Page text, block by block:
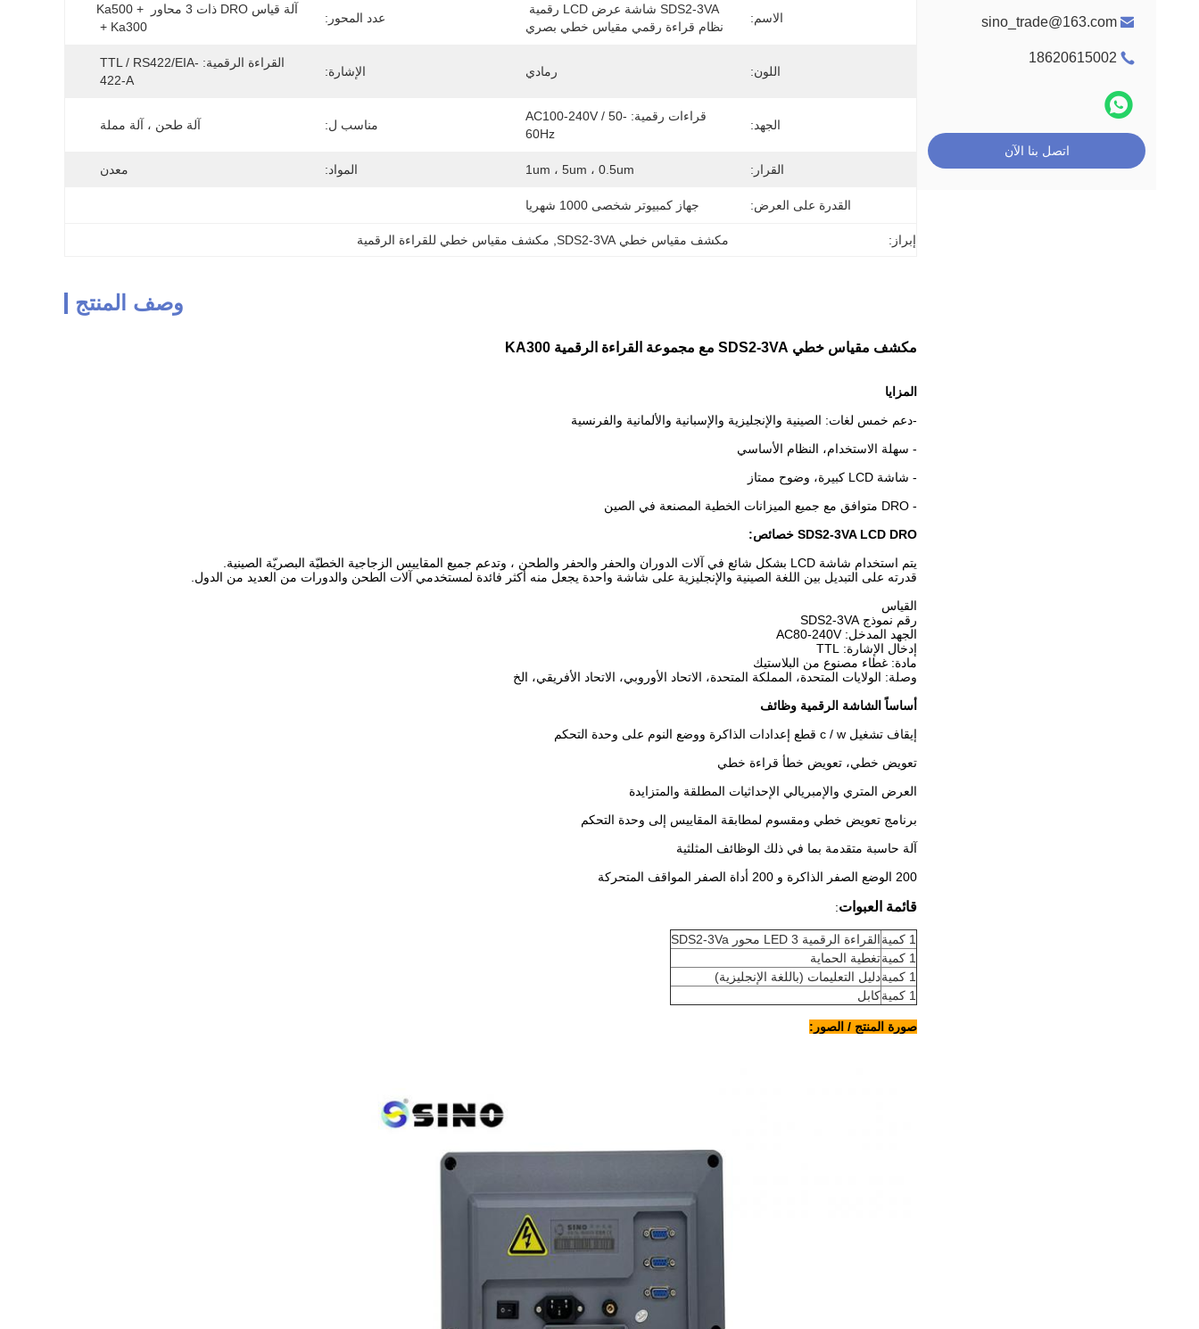
sino_trade@163.com
18620615002
اتصل بنا الآن
الاسم:
نظام قراءة رقمي مقياس خطي بصري
عدد المحور:
آلة قياس DRO ذات 3 محاور Ka500 +
Ka300 +
اللون: رمادي الإشارة:
القراءة الرقمية: TTL / RS422/EIA-
422-A
الجهد:
قراءات رقمية: AC100-240V / 50-
60Hz
مناسب ل: آلة طحن ، آلة مملة
القرار: 1um ، 5um ، 0.5um المواد: معدن
القدرة على العرض: جهاز كمبيوتر شخصى 1000 شهريا
إبراز: مكشف مقياس خطي SDS2-3VA مكشف مقياس خطي للقراءة الرقمية
وصف المنتج
مكشف مقياس خطي SDS2-3VA مع مجموعة القراءة الرقمية KA300
المزايا
-دعم خمس لغات: الصينية والإنجليزية والإسبانية والألمانية والفرنسية
- سهلة الاستخدام، النظام الأساسي
- شاشة LCD كبيرة، وضوح ممتاز
- DRO متوافق مع جميع الميزانات الخطية المصنعة في الصين
SDS2-3VA LCD DRO خصائص:
يتم استخدام شاشة LCD بشكل شائع في آلات الدوران والحفر والحفر والطحن ، وتدعم جميع المقاييس الزجاجية الخطيّة البصريّة الصينية.
قدرته على التبديل بين اللغة الصينية والإنجليزية على شاشة واحدة يجعل منه أكثر فائدة لمستخدمي آلات الطحن والدورات من العديد من الدول.
القياس
رقم نموذج SDS2-3VA
الجهد المدخل: AC80-240V
إدخال الإشارة: TTL
مادة: غطاء مصنوع من البلاستيك
وصلة: الولايات المتحدة، المملكة المتحدة، الاتحاد الأوروبي، الاتحاد الأفريقي، الخ
أساساً الشاشة الرقمية وظائف
إيقاف تشغيل c / w قطع إعدادات الذاكرة ووضع النوم على وحدة التحكم
تعويض خطي، تعويض خطأ قراءة خطي
العرض المتري والإمبريالي الإحداثيات المطلقة والمتزايدة
برنامج تعويض خطي ومقسوم لمطابقة المقاييس إلى وحدة التحكم
آلة حاسبة متقدمة بما في ذلك الوظائف المثلثية
200 الوضع الصفر الذاكرة و 200 أداة الصفر المواقف المتحركة
قائمة العبوات:
1 كمية
القراءة الرقمية LED 3 محور SDS2-3Va
1 كمية
تغطية الحماية
1 كمية
دليل التعليمات (باللغة الإنجليزية)
1 كمية
كابل
صورة المنتج / الصور: